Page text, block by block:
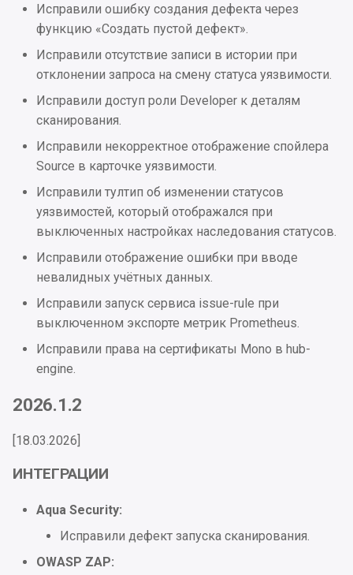
Проблемы безопасности
2024.3.1
Интеграции
Исправления
Проблемы безопасности
Интеграции
Улучшения
UI
Исправления
Проблемы безопасности
2024.2.1
Интеграции
Исправили ошибку создания дефекта через
функцию «Создать пустой дефект».
Исправили отсутствие записи в истории при
отклонении запроса на смену статуса уязвимости.
Исправили доступ роли Developer к деталям
сканирования.
Исправили некорректное отображение спойлера
Source в карточке уязвимости.
Исправили тултип об изменении статусов
уязвимостей, который отображался при
выключенных настройках наследования статусов.
Исправили отображение ошибки при вводе
невалидных учётных данных.
Исправили запуск сервиса issue-rule при
выключенном экспорте метрик Prometheus.
Исправили права на сертификаты Mono в hub-
engine.
2026.1.2
[18.03.2026]
ИНТЕГРАЦИИ
Aqua Security:
Исправили дефект запуска сканирования.
OWASP ZAP: